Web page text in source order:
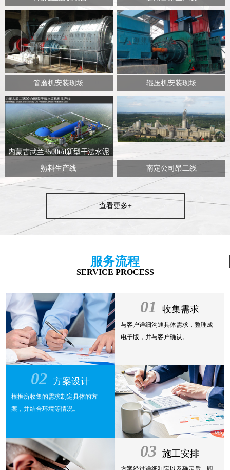
管磨机安装现场 辊压机安装现场
内蒙古武兰3500t/d新型干法水泥
熟料生产线 南定公司昂二线
查看更多+
服务流程
SERVICE PROCESS
01 收集需求
与客户详细沟通具体需求，整理成
电子版，并与客户确认。
02 方案设计
根据所收集的需求制定具体的方
案，并结合环境等情况。
03 施工安排